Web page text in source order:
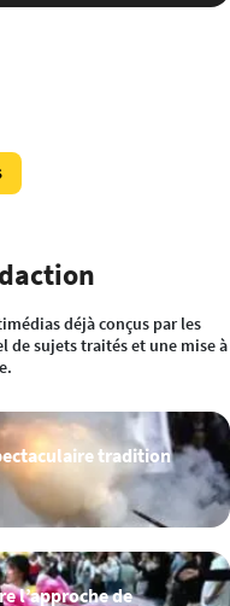
déjà conçus par les
de sujets traités et une mise à
tradition
l’approche de